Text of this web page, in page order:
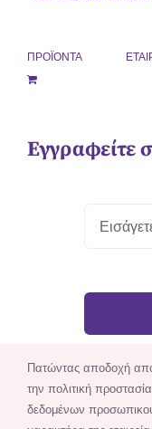
ΠΡΟΪΟΝΤΑ
Εγγραφείτε
Πατώντας αποδοχή
την πολιτική
δεδομένων